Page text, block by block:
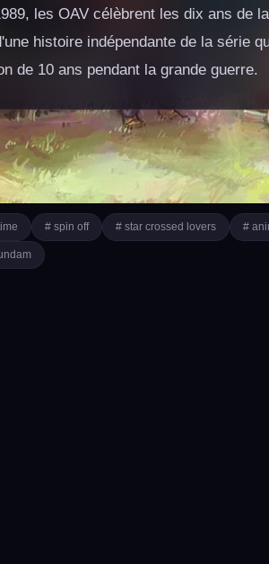
les OAV célèbrent les dix ans de
histoire indépendante de la série
de 10 ans pendant la grande guerre.
# spin off # star crossed lovers #